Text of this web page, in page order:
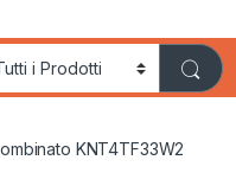
KNT4TF33W2